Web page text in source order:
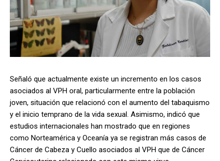
Señaló que actualmente existe un incremento en los casos
asociados al VPH oral, particularmente entre la población
joven, situación que relacionó con el aumento del tabaquismo
y el inicio temprano de la vida sexual. Asimismo, indicó que
estudios internacionales han mostrado que en regiones
como Norteamérica y Oceanía ya se registran más casos de
Cáncer de Cabeza y Cuello asociados al VPH que de Cáncer